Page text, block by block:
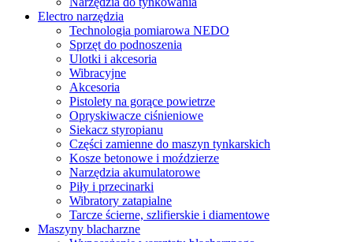
Electro narzędzia
Technologia pomiarowa NEDO
Sprzęt do podnoszenia
Ulotki i akcesoria
Wibracyjne
Akcesoria
Pistolety na gorące powietrze
Opryskiwacze ciśnieniowe
Siekacz styropianu
Części zamienne do maszyn tynkarskich
Kosze betonowe i moździerze
Narzędzia akumulatorowe
Piły i przecinarki
Wibratory zatapialne
Tarcze ścierne, szlifierskie i diamentowe
Maszyny blacharzne